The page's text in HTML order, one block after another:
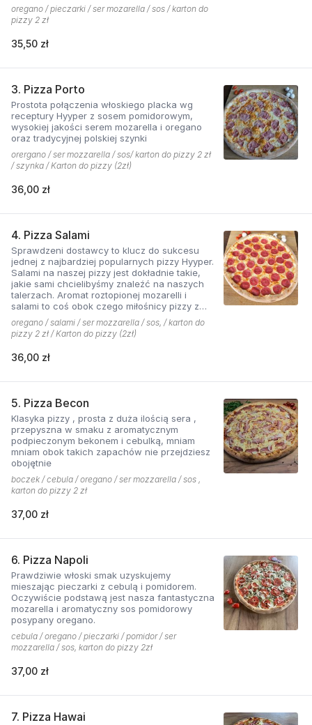
oregano / pieczarki / ser mozarella / sos / karton do
pizzy 2 zł
35,50 zł
3. Pizza Porto
Prostota połączenia włoskiego placka wg
receptury Hyyper z sosem pomidorowym,
wysokiej jakości serem mozarella i oregano
oraz tradycyjnej polskiej szynki
orergano / ser mozzarella / sos/ karton do pizzy 2 zł
/ szynka / Karton do pizzy (2zł)
36,00 zł
4. Pizza Salami
Sprawdzeni dostawcy to klucz do sukcesu
jednej z najbardziej popularnych pizzy Hyyper.
Salami na naszej pizzy jest dokładnie takie,
jakie sami chcielibyśmy znaleźć na naszych
talerzach. Aromat roztopionej mozarelli i
salami to coś obok czego miłośnicy pizzy z
mięsem nie przejdą obojętnie!
oregano / salami / ser mozzarella / sos, / karton do
pizzy 2 zł / Karton do pizzy (2zł)
36,00 zł
5. Pizza Becon
Klasyka pizzy , prosta z duża ilością sera ,
przepyszna w smaku z aromatycznym
podpieczonym bekonem i cebulką, mniam
mniam obok takich zapachów nie przejdziesz
obojętnie
boczek / cebula / oregano / ser mozzarella / sos ,
karton do pizzy 2 zł
37,00 zł
6. Pizza Napoli
Prawdziwie włoski smak uzyskujemy
mieszając pieczarki z cebulą i pomidorem.
Oczywiście podstawą jest nasza fantastyczna
mozarella i aromatyczny sos pomidorowy
posypany oregano.
cebula / oregano / pieczarki / pomidor / ser
mozzarella / sos, karton do pizzy 2zł
37,00 zł
7. Pizza Hawai